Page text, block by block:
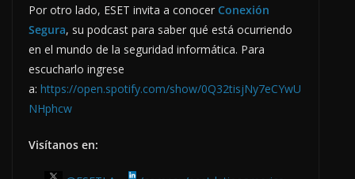
Por otro lado, ESET invita a conocer Conexión
Segura, su podcast para saber qué está ocurriendo
en el mundo de la seguridad informática. Para
escucharlo ingrese
a: https://open.spotify.com/show/0Q32tisjNy7eCYwU
NHphcw
Visítanos en: